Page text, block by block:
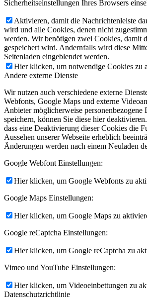
Sicherheitseinstellungen Ihres Browsers
Aktivieren, damit die Nachrichtenleiste
wird und alle Cookies, denen nicht
werden. Wir benötigen zwei Cookies, damit
gespeichert wird. Andernfalls wird diese
Seitenladen eingeblendet werden.
Hier klicken, um notwendige Cookies zu
Andere externe Dienste
Wir nutzen auch verschiedene externe
Webfonts, Google Maps und externe
Anbieter möglicherweise personenbezogene
speichern, können Sie diese hier
dass eine Deaktivierung dieser Cookies die
Aussehen unserer Webseite erheblich
Änderungen werden nach einem Neuladen
Google Webfont Einstellungen:
Hier klicken, um Google Webfonts zu
Google Maps Einstellungen:
Hier klicken, um Google Maps zu
Google reCaptcha Einstellungen:
Hier klicken, um Google reCaptcha zu
Vimeo und YouTube Einstellungen:
Hier klicken, um Videoeinbettungen zu
Datenschutzrichtlinie